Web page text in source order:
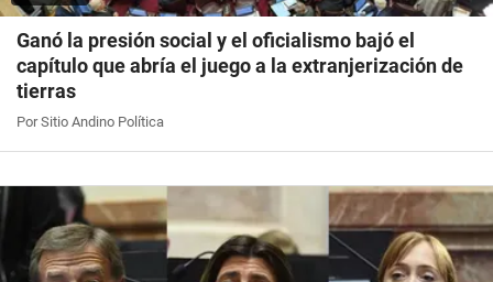
Ganó la presión social y el oficialismo bajó el
capítulo que abría el juego a la extranjerización de
tierras
Por Sitio Andino Política